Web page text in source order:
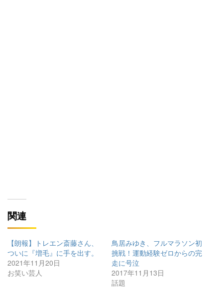
関連
【朗報】トレエン斎藤さん、
ついに『増毛』に手を出す。
2021年11月20日
お笑い芸人
鳥居みゆき、フルマラソン初
挑戦！運動経験ゼロからの完
走に号泣
2017年11月13日
話題